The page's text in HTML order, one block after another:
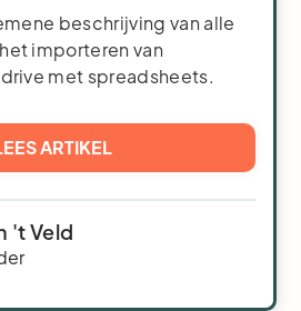
beschrijving van alle
importeren van
met spreadsheets.
ARTIKEL
't Veld